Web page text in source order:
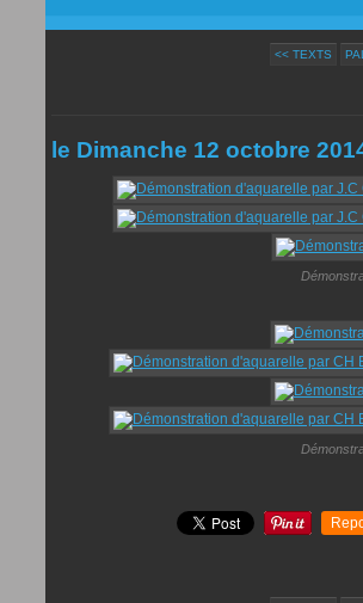
<< TEXTS
le Dimanche 12 octobre